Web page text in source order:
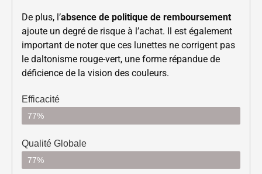
De plus, l’absence de politique de remboursement
ajoute un degré de risque à l’achat. Il est également
important de noter que ces lunettes ne corrigent pas
le daltonisme rouge-vert, une forme répandue de
déficience de la vision des couleurs.
Efficacité
77%
Qualité Globale
77%